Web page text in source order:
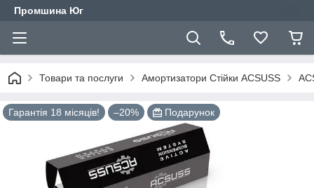
Промшина Юг
Товари та послуги Амортизатори Стійки ACSUSS
Гарантія 18 місяців! –20% Подарунок